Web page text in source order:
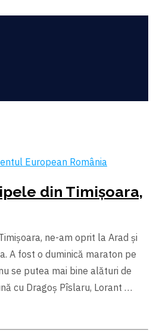
European România
din Timișoara,
ne-am oprit la Arad și
A fost o duminică maraton pe
se putea mai bine alături de
cu Dragoș Pîslaru, Lorant …